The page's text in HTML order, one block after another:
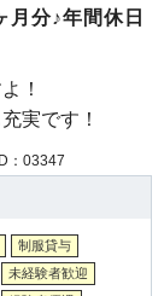
分♪年間休日
！
実です！
：03347
制服貸与
未経験者歓迎